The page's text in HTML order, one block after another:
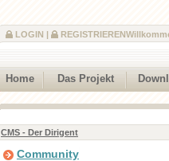
LOGIN | REGISTRIEREN
Home Das Projekt
CMS - Der Dirigent
Community